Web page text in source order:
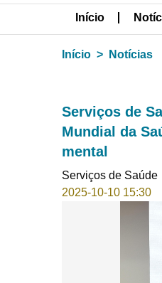
Início
Início Notícias
Serviços de
Mundial da
mental
Serviços de Saúde
2025-10-10 15:30